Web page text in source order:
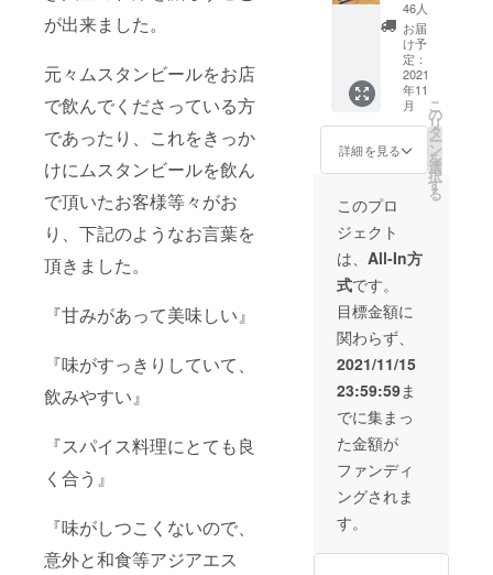
が出来ました。
元々ムスタンビールをお店
で飲んでくださっている方
であったり、これをきっか
けにムスタンビールを飲ん
で頂いたお客様等々がお
り、下記のようなお言葉を
頂きました。
『甘みがあって美味しい』
『味がすっきりしていて、
飲みやすい』
『スパイス料理にとても良
く合う』
『味がしつこくないので、
意外と和食等アジアエス
店を1店舗運
営している
企業です。
店舗によっ
て違った個
性豊かなこ
だわりの内
装や、例え
ばワインと
アジア各国
の料理を合
わせるな
ど、サパナ
でしかご体
験頂けない
ようなスタ
イルで、新
感覚な非日
常をお届け
致します。
勿論それ
は、お店に
お越しいた
で販売
してお
りま
す。1
ケース
が24本
入りな
ので、
24本ご
注文頂
いた場
合、
13,200
円＋税
(税込
14,520
円)とな
りま
す。 こ
ちらを
送料込
で7,180
円でご
提供さ
せて頂
きます
(半額以
下の価
格で
記とは
46人
お届
け予
定：
2021
年11
月
詳細を見る
こ
の
リ
タ
ー
ン
を
選
択
す
る
このプロ
ジェクト
は、 All-In方
式です。
目標金額に
関わらず、
2021/11/15
23:59:59ま
でに集まっ
た金額が
ファンディ
ングされま
す。